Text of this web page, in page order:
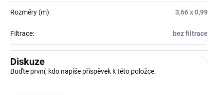
Rozměry (m): 3,66 x 0,99
Filtrace: bez filtrace
Diskuze
Buďte první, kdo napíše příspěvek k této položce.